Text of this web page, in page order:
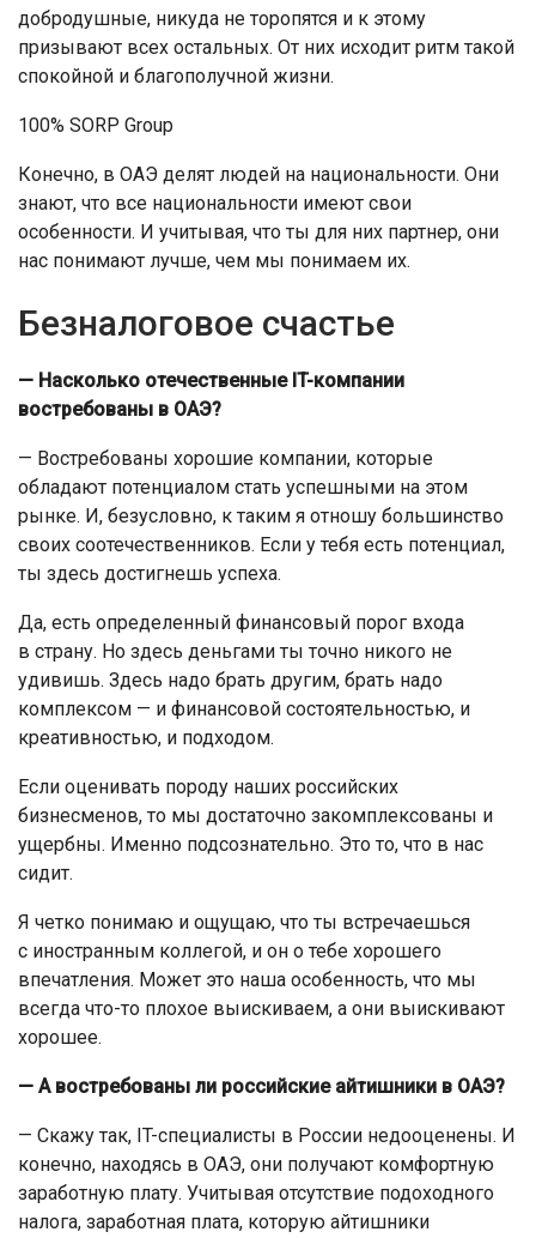
добродушные, никуда не торопятся и к этому
призывают всех остальных. От них исходит ритм такой
спокойной и благополучной жизни.
100% SORP Group
Конечно, в ОАЭ делят людей на национальности. Они
знают, что все национальности имеют свои
особенности. И учитывая, что ты для них партнер, они
нас понимают лучше, чем мы понимаем их.
Безналоговое счастье
— Насколько отечественные IT-компании
востребованы в ОАЭ?
— Востребованы хорошие компании, которые
обладают потенциалом стать успешными на этом
рынке. И, безусловно, к таким я отношу большинство
своих соотечественников. Если у тебя есть потенциал,
ты здесь достигнешь успеха.
Да, есть определенный финансовый порог входа
в страну. Но здесь деньгами ты точно никого не
удивишь. Здесь надо брать другим, брать надо
комплексом — и финансовой состоятельностью, и
креативностью, и подходом.
Если оценивать породу наших российских
бизнесменов, то мы достаточно закомплексованы и
ущербны. Именно подсознательно. Это то, что в нас
сидит.
Я четко понимаю и ощущаю, что ты встречаешься
с иностранным коллегой, и он о тебе хорошего
впечатления. Может это наша особенность, что мы
всегда что-то плохое выискиваем, а они выискивают
хорошее.
— А востребованы ли российские айтишники в ОАЭ?
— Скажу так, IT-специалисты в России недооценены. И
конечно, находясь в ОАЭ, они получают комфортную
заработную плату. Учитывая отсутствие подоходного
налога, заработная плата, которую айтишники